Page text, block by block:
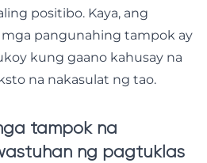
positibo. Kaya, ang
pangunahing tampok ay
kung gaano kahusay na
na nakasulat ng tao.
tampok na
ng pagtuklas